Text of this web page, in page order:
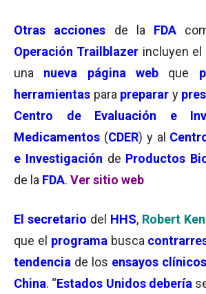
Otras acciones de la FDA
Operación Trailblazer incluyen el
una nueva página web que
herramientas para preparar y
Centro de Evaluación e
Medicamentos (CDER) y al
e Investigación de Productos
de la FDA. Ver sitio web
El secretario del HHS, Robert
que el programa busca
tendencia de los ensayos clínicos
China. “Estados Unidos debería